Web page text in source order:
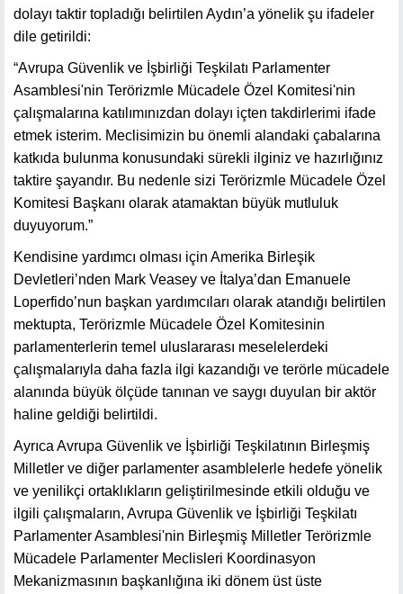
dolayı taktir topladığı belirtilen Aydın’a yönelik şu ifadeler
dile getirildi:
“Avrupa Güvenlik ve İşbirliği Teşkilatı Parlamenter
Asamblesi'nin Terörizmle Mücadele Özel Komitesi'nin
çalışmalarına katılımınızdan dolayı içten takdirlerimi ifade
etmek isterim. Meclisimizin bu önemli alandaki çabalarına
katkıda bulunma konusundaki sürekli ilginiz ve hazırlığınız
taktire şayandır. Bu nedenle sizi Terörizmle Mücadele Özel
Komitesi Başkanı olarak atamaktan büyük mutluluk
duyuyorum.”
Kendisine yardımcı olması için Amerika Birleşik
Devletleri’nden Mark Veasey ve İtalya’dan Emanuele
Loperfido’nun başkan yardımcıları olarak atandığı belirtilen
mektupta, Terörizmle Mücadele Özel Komitesinin
parlamenterlerin temel uluslararası meselelerdeki
çalışmalarıyla daha fazla ilgi kazandığı ve terörle mücadele
alanında büyük ölçüde tanınan ve saygı duyulan bir aktör
haline geldiği belirtildi.
Ayrıca Avrupa Güvenlik ve İşbirliği Teşkilatının Birleşmiş
Milletler ve diğer parlamenter asamblelerle hedefe yönelik
ve yenilikçi ortaklıkların geliştirilmesinde etkili olduğu ve
ilgili çalışmaların, Avrupa Güvenlik ve İşbirliği Teşkilatı
Parlamenter Asamblesi'nin Birleşmiş Milletler Terörizmle
Mücadele Parlamenter Meclisleri Koordinasyon
Mekanizmasının başkanlığına iki dönem üst üste